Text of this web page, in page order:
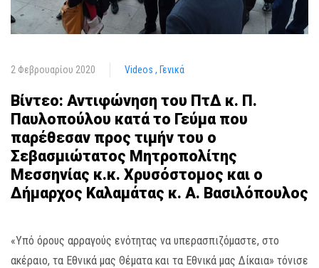
2 Φεβρουαρίου 2020 Videos Γενικά
Βίντεο: Αντιφώνηση του ΠτΔ κ. Π.
Παυλοπούλου κατά το Γεύμα που
παρέθεσαν προς τιμήν του ο
Σεβασμιώτατος Μητροπολίτης
Μεσσηνίας κ.κ. Χρυσόστομος και ο
Δήμαρχος Καλαμάτας κ. Α. Βασιλόπουλος
«Υπό όρους αρραγούς ενότητας να υπερασπιζόμαστε, στο
ακέραιο, τα Εθνικά μας Θέματα και τα Εθνικά μας Δίκαια» τόνισε